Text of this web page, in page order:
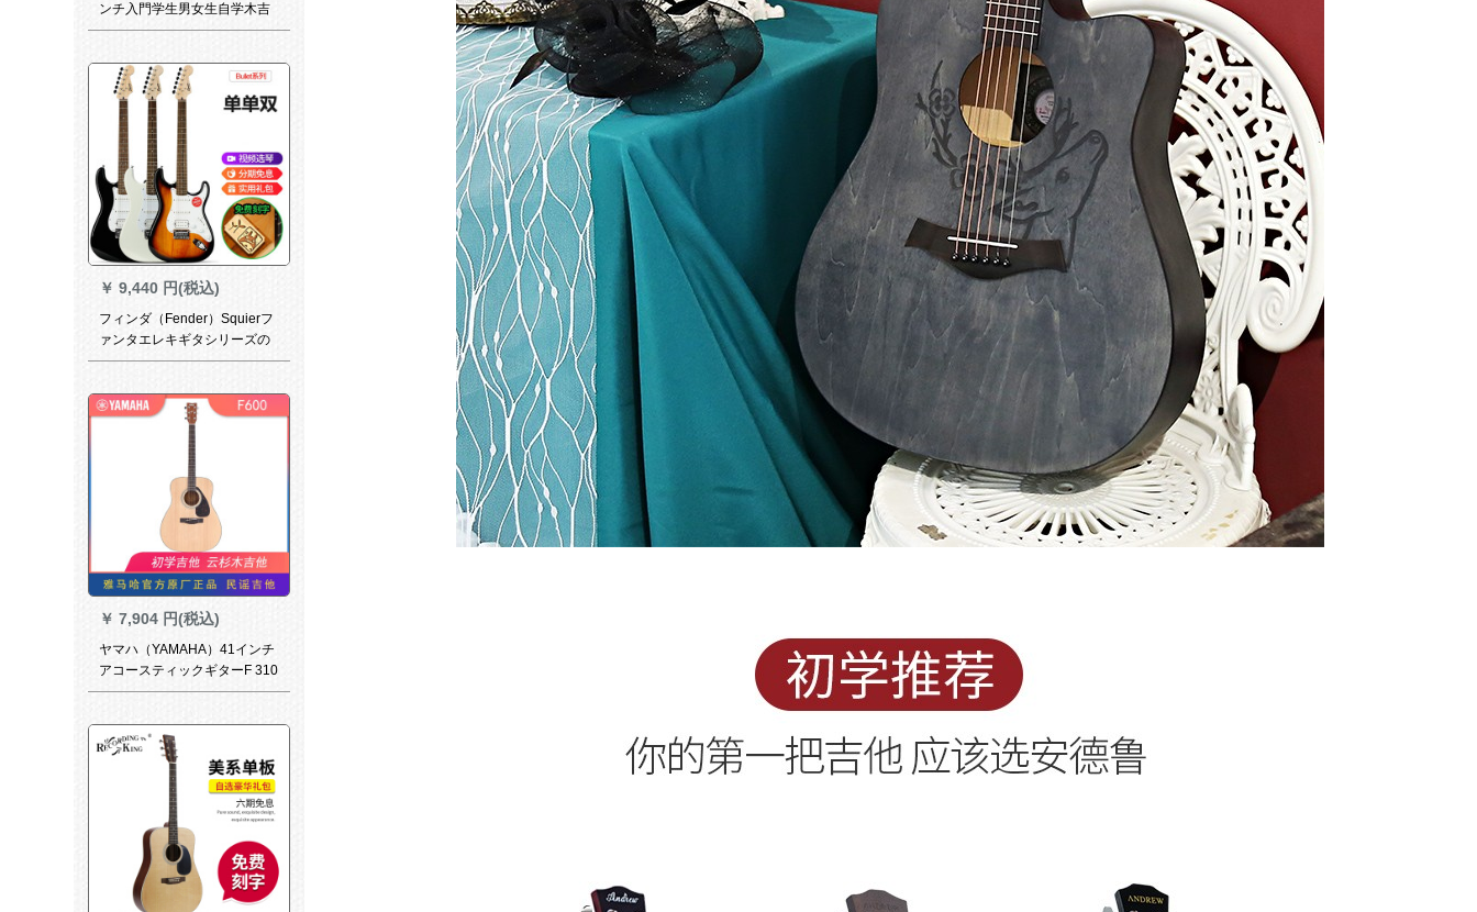
ンチ入門学生男女生自学木吉
その初心者アガッタF 310クラ
￥ 9,440 円(税込)
フィンダ（Fender）Squierフ
ァンタエレキギタシリーズの
学生はインドネシアから輸入
はラジカルしかありません。
￥ 7,904 円(税込)
ヤマハ（YAMAHA）41インチ
アコースティックギターF 310
アップグレードF 600/F 620ト